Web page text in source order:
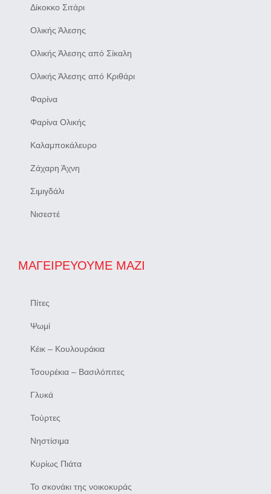
Δίκοκκο Σιτάρι
Ολικής Άλεσης
Ολικής Άλεσης από Σίκαλη
Ολικής Άλεσης από Κριθάρι
Φαρίνα
Φαρίνα Ολικής
Καλαμποκάλευρο
Ζάχαρη Άχνη
Σιμιγδάλι
Νισεστέ
ΜΑΓΕΙΡΕΎΟΥΜΕ ΜΑΖΊ
Πίτες
Ψωμί
Κέικ – Κουλουράκια
Τσουρέκια – Βασιλόπιτες
Γλυκά
Τούρτες
Νηστίσιμα
Κυρίως Πιάτα
Το σκονάκι της νοικοκυράς